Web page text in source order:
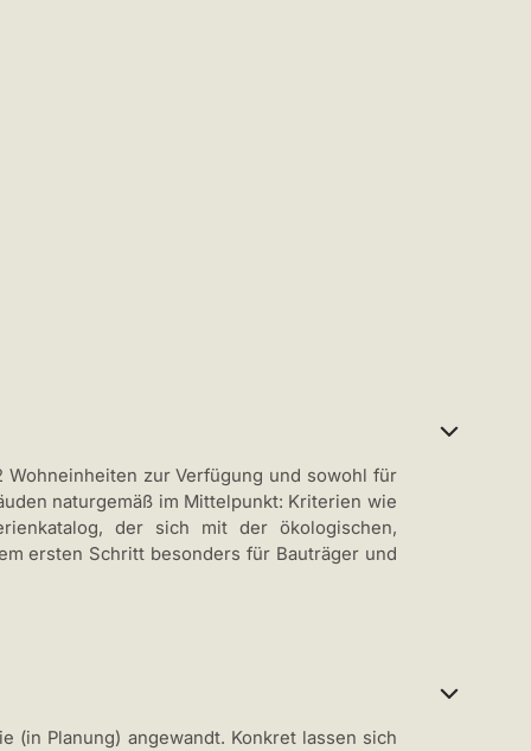
zur Verfügung und sowohl für
naturgemäß im Mittelpunkt: Kriterien wie
der sich mit der ökologischen,
ersten Schritt besonders für Bauträger und
(in Planung) angewandt. Konkret lassen sich